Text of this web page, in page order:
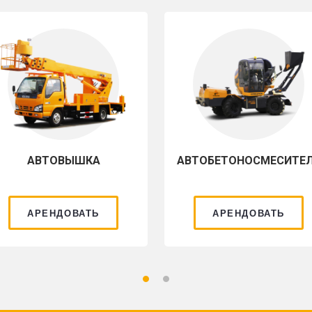
АВТОВЫШКА
АРЕНДОВАТЬ АРЕНДОВАТЬ